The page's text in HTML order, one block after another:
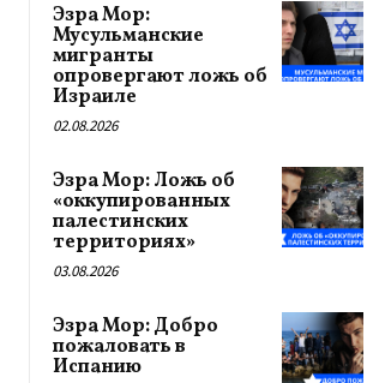
Эзра Мор:
Мусульманские
мигранты
опровергают ложь об
Израиле
02.08.2026
Эзра Мор: Ложь об
«оккупированных
палестинских
территориях»
03.08.2026
Эзра Мор: Добро
пожаловать в
Испанию